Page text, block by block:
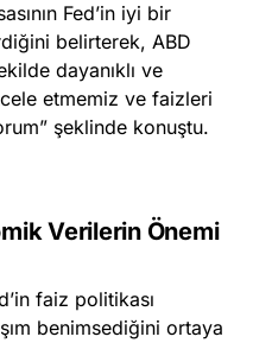
Fed’in iyi bir
belirterek, ABD
dayanıklı ve
etmemiz ve faizleri
şeklinde konuştu.
Verilerin Önemi
faiz politikası
benimsediğini ortaya